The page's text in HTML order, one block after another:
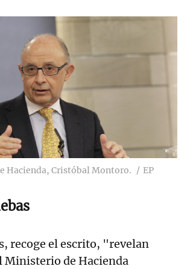
Hacienda, Cristóbal Montoro. EP
recoge el escrito, "revelan
Ministerio de Hacienda